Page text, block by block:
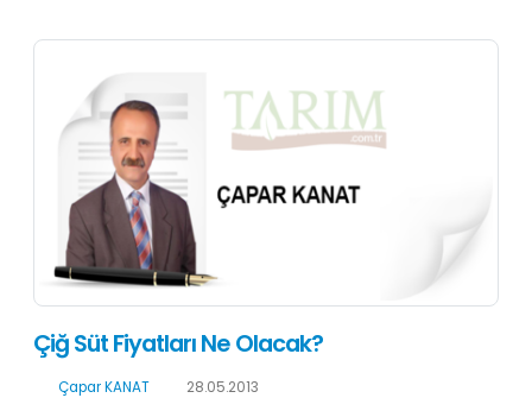
Çiğ Süt Fiyatları Ne Olacak?
Çapar KANAT 28.05.2013